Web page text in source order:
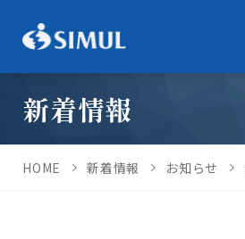
新着情報
HOME 新着情報 お知らせ